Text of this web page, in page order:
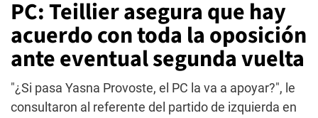
PC: Teillier asegura que hay
acuerdo con toda la oposición
ante eventual segunda vuelta
"¿Si pasa Yasna Provoste, el PC la va a apoyar?", le
consultaron al referente del partido de izquierda en